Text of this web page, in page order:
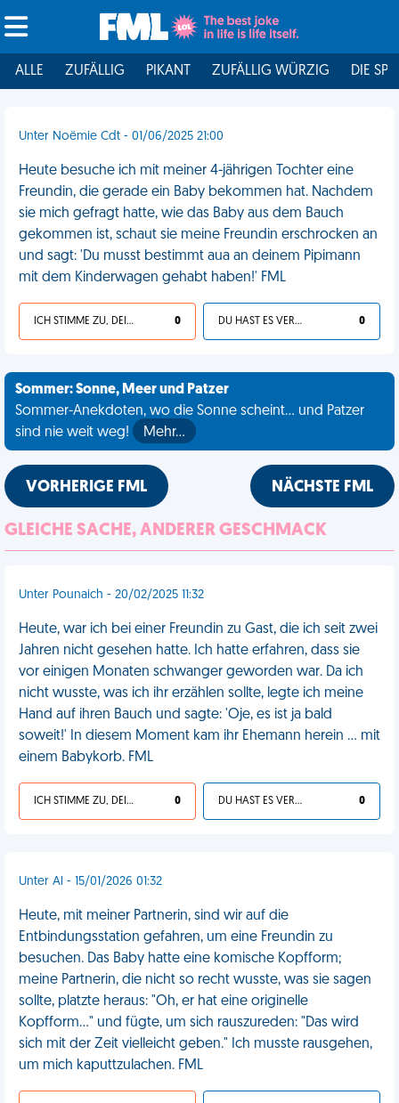
ALLE ZUFÄLLIG PIKANT ZUFÄLLIG WÜRZIG DIE
Unter Noëmie Cdt - 01/06/2025 21:00
Heute besuche ich mit meiner 4-jährigen Tochter eine
Freundin, die gerade ein Baby bekommen hat. Nachdem
sie mich gefragt hatte, wie das Baby aus dem Bauch
gekommen ist, schaut sie meine Freundin erschrocken an
und sagt: 'Du musst bestimmt aua an deinem Pipimann
mit dem Kinderwagen gehabt haben!' FML
ICH STIMME ZU, DEIN LEBEN IST SCHEISSE 0 DU HAST ES VERDIENT 0
Sommer: Sonne, Meer und Patzer
Sommer-Anekdoten, wo die Sonne scheint... und Patzer
sind nie weit weg!
Mehr…
VORHERIGE FML NÄCHSTE FML
GLEICHE SACHE, ANDERER GESCHMACK
Unter Pounaich - 20/02/2025 11:32
Heute, war ich bei einer Freundin zu Gast, die ich seit zwei
Jahren nicht gesehen hatte. Ich hatte erfahren, dass sie
vor einigen Monaten schwanger geworden war. Da ich
nicht wusste, was ich ihr erzählen sollte, legte ich meine
Hand auf ihren Bauch und sagte: 'Oje, es ist ja bald
soweit!' In diesem Moment kam ihr Ehemann herein ... mit
einem Babykorb. FML
ICH STIMME ZU, DEIN LEBEN IST SCHEISSE 0 DU HAST ES VERDIENT 0
Unter Al - 15/01/2026 01:32
Heute, mit meiner Partnerin, sind wir auf die
Entbindungsstation gefahren, um eine Freundin zu
besuchen. Das Baby hatte eine komische Kopfform;
meine Partnerin, die nicht so recht wusste, was sie sagen
sollte, platzte heraus: "Oh, er hat eine originelle
Kopfform…" und fügte, um sich rauszureden: "Das wird
sich mit der Zeit vielleicht geben." Ich musste rausgehen,
um mich kaputtzulachen. FML